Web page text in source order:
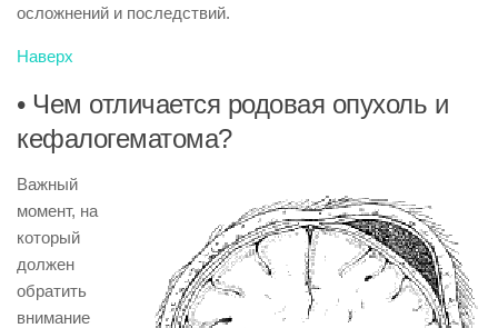
осложнений и последствий.
Наверх
• Чем отличается родовая опухоль и
кефалогематома?
Важный
момент, на
который
должен
обратить
внимание